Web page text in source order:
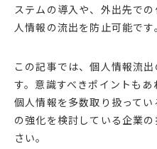
ステムの導入や、外出先で
人情報の流出を防止可能です。
この記事では、個人情報流
す。意識すべきポイントも
個人情報を多数取り扱って
の強化を検討している企業
さい。